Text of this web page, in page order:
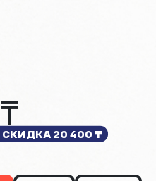
СКИДКА 20 400 ₸